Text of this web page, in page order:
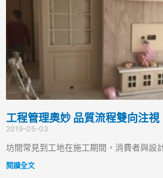
工程管理奧妙 品質流程雙向注視
2019-05-03
坊間常見到工地在施工期間，消費者與設
閱讀全文